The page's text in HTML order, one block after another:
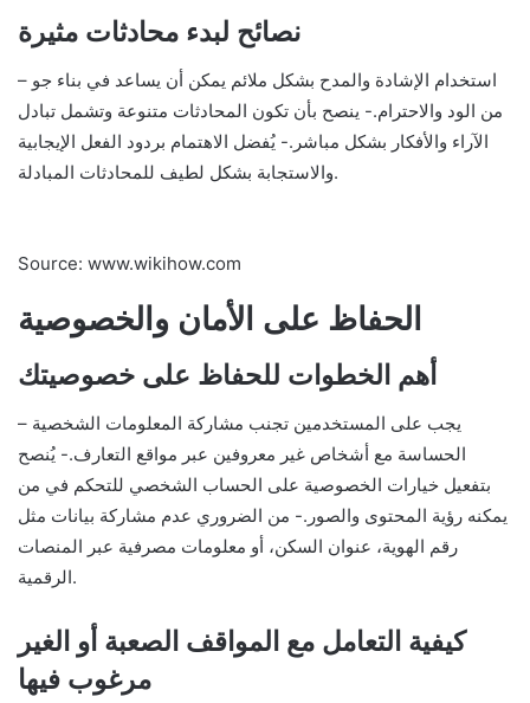
نصائح لبدء محادثات مثيرة
– استخدام الإشادة والمدح بشكل ملائم يمكن أن يساعد في بناء جو
من الود والاحترام.- ينصح بأن تكون المحادثات متنوعة وتشمل تبادل
الآراء والأفكار بشكل مباشر.- يُفضل الاهتمام بردود الفعل الإيجابية
والاستجابة بشكل لطيف للمحادثات المبادلة.
Source: www.wikihow.com
الحفاظ على الأمان والخصوصية
أهم الخطوات للحفاظ على خصوصيتك
– يجب على المستخدمين تجنب مشاركة المعلومات الشخصية
الحساسة مع أشخاص غير معروفين عبر مواقع التعارف.- يُنصح
بتفعيل خيارات الخصوصية على الحساب الشخصي للتحكم في من
يمكنه رؤية المحتوى والصور.- من الضروري عدم مشاركة بيانات مثل
رقم الهوية، عنوان السكن، أو معلومات مصرفية عبر المنصات
الرقمية.
كيفية التعامل مع المواقف الصعبة أو الغير
مرغوب فيها